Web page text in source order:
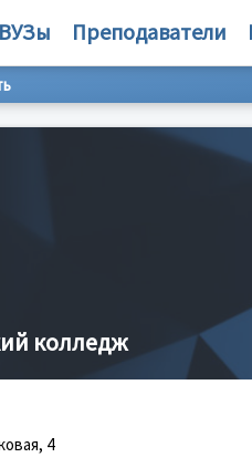
ВУЗы Преподаватели
колледж
4